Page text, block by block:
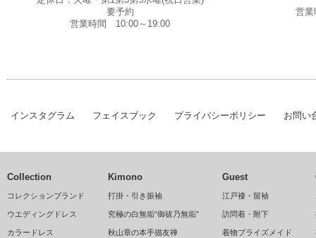
要予約
営業時間 10:00～19:00
営
インスタグラム フェイスブック プライバシーポリシー お問い
Collection
コレクションブランド
ウエディングドレス
カラードレス
Kimono
打掛・引き振袖
究極の白無垢“御祓乃無垢”
秋山章の本手描友禅
Guest
江戸褄・留袖
訪問着・附下
着物ブライズメイド